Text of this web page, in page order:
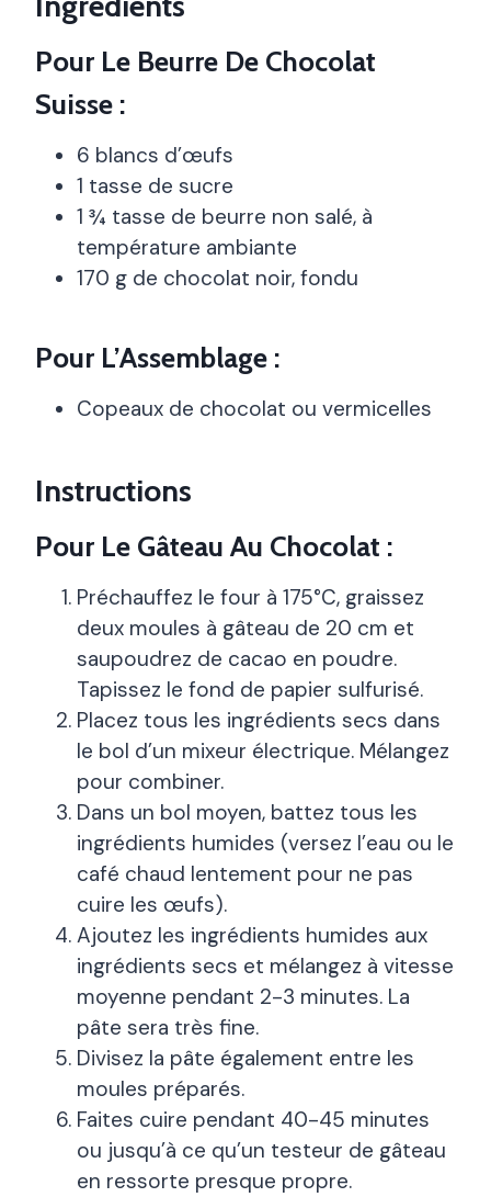
Pour Le Beurre De Chocolat
Suisse :
6 blancs d’œufs
1 tasse de sucre
1 ¾ tasse de beurre non salé, à
température ambiante
170 g de chocolat noir, fondu
Pour L’Assemblage :
Copeaux de chocolat ou vermicelles
Instructions
Pour Le Gâteau Au Chocolat :
Préchauffez le four à 175°C, graissez
deux moules à gâteau de 20 cm et
saupoudrez de cacao en poudre.
Tapissez le fond de papier sulfurisé.
Placez tous les ingrédients secs dans
le bol d’un mixeur électrique. Mélangez
pour combiner.
Dans un bol moyen, battez tous les
ingrédients humides (versez l’eau ou le
café chaud lentement pour ne pas
cuire les œufs).
Ajoutez les ingrédients humides aux
ingrédients secs et mélangez à vitesse
moyenne pendant 2-3 minutes. La
pâte sera très fine.
Divisez la pâte également entre les
moules préparés.
Faites cuire pendant 40-45 minutes
ou jusqu’à ce qu’un testeur de gâteau
en ressorte presque propre.